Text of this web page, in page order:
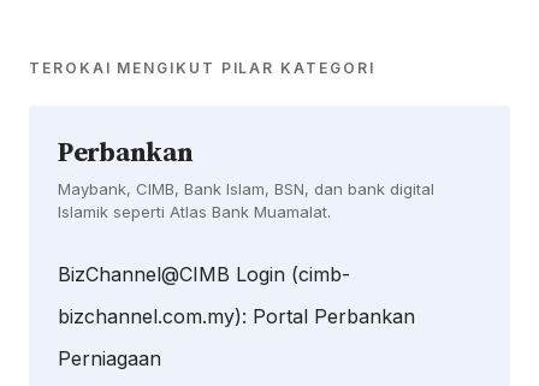
TEROKAI MENGIKUT PILAR KATEGORI
Perbankan
Maybank, CIMB, Bank Islam, BSN, dan bank digital
Islamik seperti Atlas Bank Muamalat.
BizChannel@CIMB Login (cimb-
bizchannel.com.my): Portal Perbankan
Perniagaan